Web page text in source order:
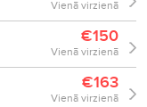
Vienā virzienā
€150
Vienā virzienā
€163
Vienā virzienā